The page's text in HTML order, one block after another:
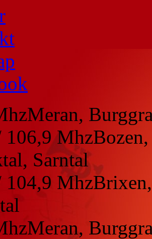
Meran,
106,9 Mhz
Sarntal
104,9 Mhz
Meran,